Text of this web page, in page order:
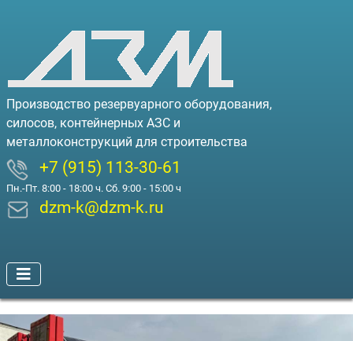
Производство резервуарного оборудования,
силосов, контейнерных АЗС и
металлоконструкций для строительства
+7 (915) 113-30-61
Пн.-Пт. 8:00 - 18:00 ч. Сб. 9:00 - 15:00 ч
dzm-k@dzm-k.ru